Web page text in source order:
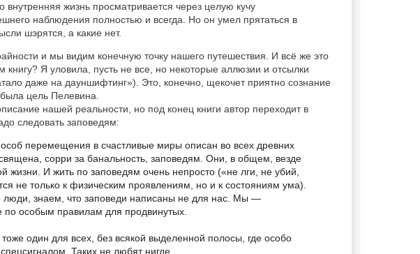
жизнь просматривается через целую кучу
наблюдения полностью и всегда. Но он умел прятаться в
шэрятся, а какие нет.
и мы видим конечную точку нашего путешествия. И всё же это
книгу? Я уловила, пусть не все, но некоторые аллюзии и отсылки
даже на дауншифтинг»). Это, конечно, щекочет приятно сознание
цель Пелевина.
нашей реальности, но под конец книги автор переходит в
следовать заповедям:
перемещения в счастливые миры описан во всех древних
сорри за банальность, заповедям. Они, в общем, везде
жизни. И жить по заповедям очень непросто («не лги, не убий,
не только к физическим проявлениям, но и к состояниям ума).
знаем, что заповеди написаны не для нас. Мы —
особым правилам для продвинутых.
один для всех, без всякой выделенной полосы, где особо
Таких не любят нигде.